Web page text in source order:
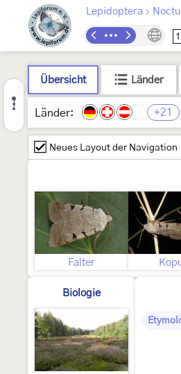
Lepidoptera ›
Übersicht Länder
Länder: +21
Neues Layout der Navigation
Falter
Biologie